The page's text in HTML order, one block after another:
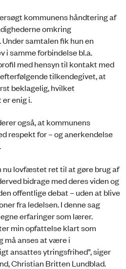
kommunens håndtering af
omkring
samtalen fik hun en
i samme forbindelse bl.a.
med hensyn til kontakt med
tilkendegivet, at
beklagelig, hvilket
enig i.
også, at kommunens
respekt for – og anerkendelse
nu lovfæstet ret til at gøre brug af
bidrage med deres viden og
offentlige debat – uden at blive
fra ledelsen. I denne sag
erfaringer som lærer.
min opfattelse klart som
må anses at være i
ansattes ytringsfrihed”, siger
Christian Britten Lundblad.